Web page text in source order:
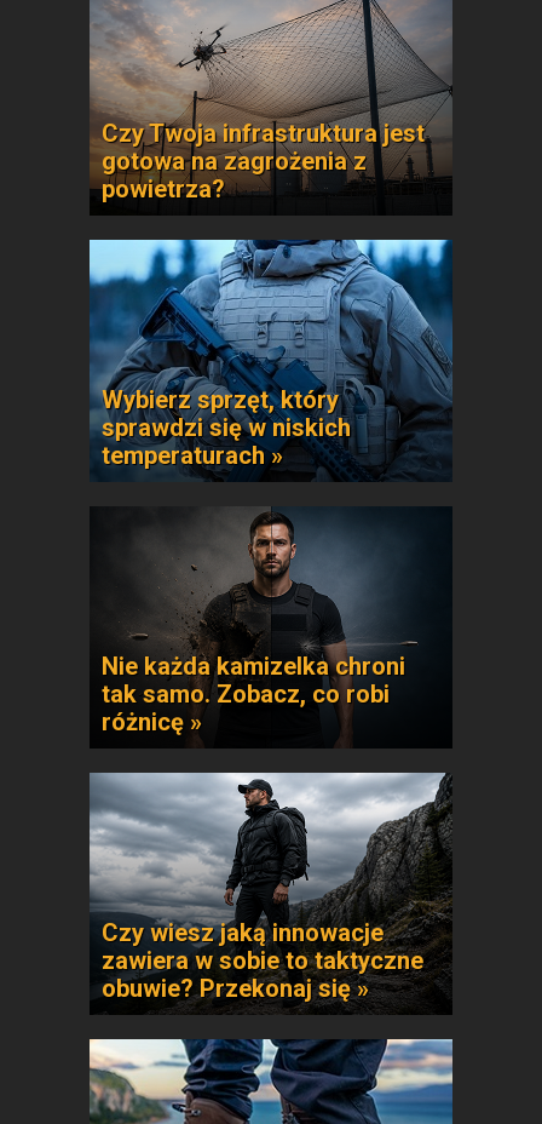
Czy Twoja infrastruktura jest
gotowa na zagrożenia z
powietrza?
Wybierz sprzęt, który
sprawdzi się w niskich
temperaturach »
Nie każda kamizelka chroni
tak samo. Zobacz, co robi
różnicę »
Czy wiesz jaką innowacje
zawiera w sobie to taktyczne
obuwie? Przekonaj się »